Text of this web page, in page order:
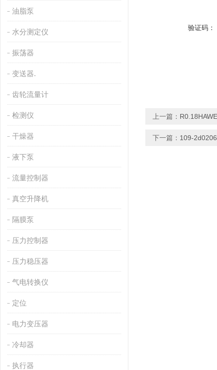
油脂泵
水分测定仪
振荡器
变送器.
齿轮流量计
检测仪
干燥器
液下泵
流量控制器
真空升降机
隔膜泵
压力控制器
压力稳压器
气电转换仪
定位
电力变压器
冷却器
执行器
验证码：
上一篇：
下一篇： 109-